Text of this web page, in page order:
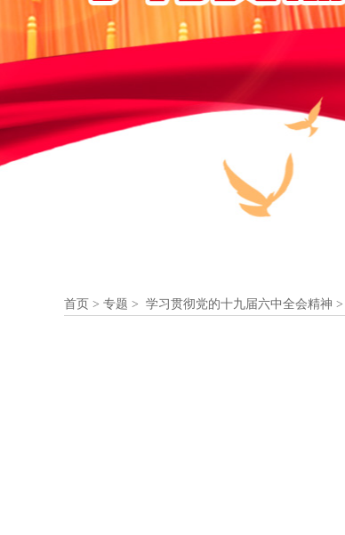
首页 > 专题 > 学习贯彻党的十九届六中全会精神 >